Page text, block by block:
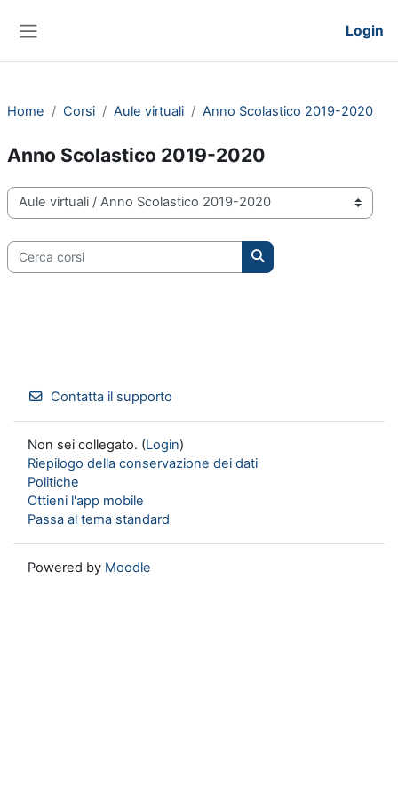
Login
Home Corsi Aule virtuali Anno Scolastico 2019-2020
Anno Scolastico 2019-2020
Categorie di corso
Cerca corsi
Cerca corsi
Contatta il supporto
Non sei collegato. (Login)
Riepilogo della conservazione dei dati
Politiche
Ottieni l'app mobile
Passa al tema standard
Powered by Moodle